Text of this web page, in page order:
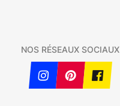
NOS RÉSEAUX SOCIAUX